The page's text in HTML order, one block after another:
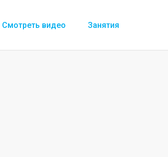
Смотреть видео Занятия